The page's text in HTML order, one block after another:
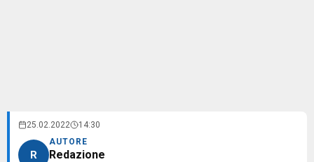
25.02.2022 14:30
R
AUTORE
Redazione